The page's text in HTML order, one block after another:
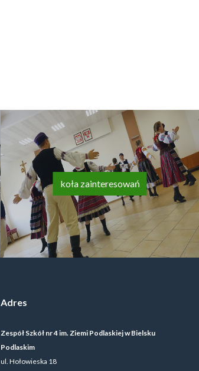
koła zainteresowań
Adres
Zespół Szkół nr 4 im. Ziemi Podlaskiej w Bielsku
Podlaskim
ul. Hołowieska 18